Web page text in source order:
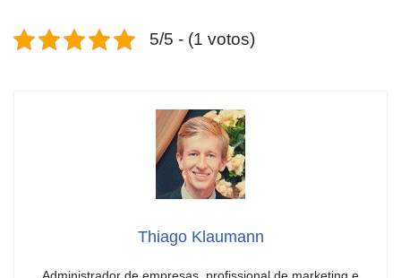
5/5 - (1 votos)
Thiago Klaumann